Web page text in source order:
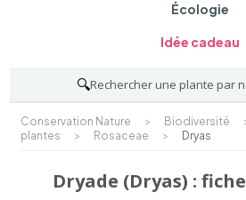
Écologie
Idée cadeau
🔍Rechercher une plante par
Conservation Nature > Biodiversité
plantes
> Rosaceae > Dryas
Dryade (Dryas) :